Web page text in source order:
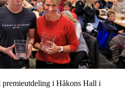
i Håkons Hall i